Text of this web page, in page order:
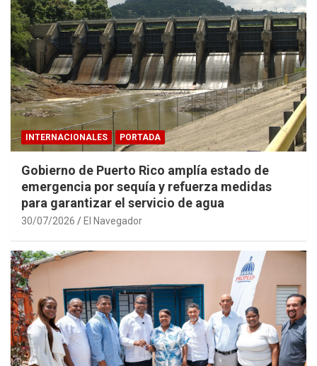
INTERNACIONALES PORTADA
Gobierno de Puerto Rico amplía estado de
emergencia por sequía y refuerza medidas
para garantizar el servicio de agua
30/07/2026 El Navegador